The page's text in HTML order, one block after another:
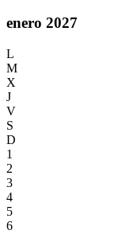
enero 2027
L
M
X
J
V
S
D
1
2
3
4
5
6